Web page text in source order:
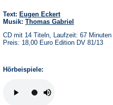
Text: Eugen Eckert
Musik: Thomas Gabriel
CD mit 14 Titeln, Laufzeit: 67 Minuten
Preis: 18,00 Euro Edition DV 81/13
Hörbeispiele: